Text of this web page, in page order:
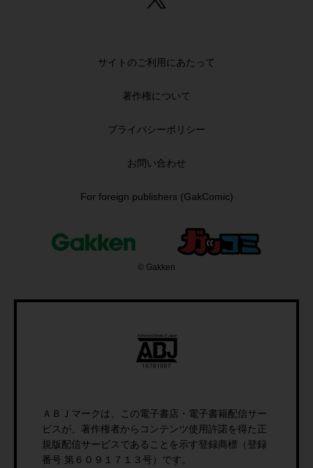
サイトのご利用にあたって
著作権について
プライバシーポリシー
お問い合わせ
For foreign publishers (GakComic)
© Gakken
ＡＢＪマークは、この電子書店・電子書籍配信サー
ビスが、著作権者からコンテンツ使用許諾を得た正
規版配信サービスであることを示す登録商標（登録
番号 第６０９１７１３号）です。